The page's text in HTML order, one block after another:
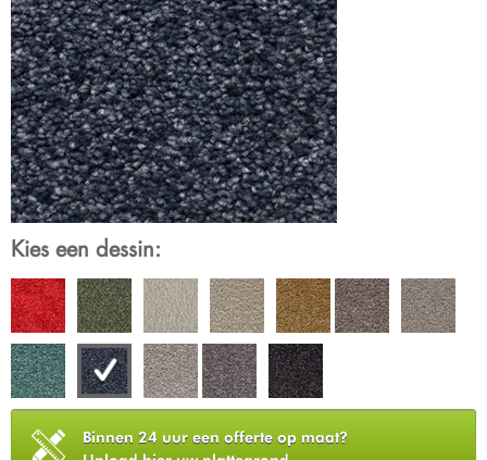
Kies een dessin:
Binnen 24 uur een offerte op maat?